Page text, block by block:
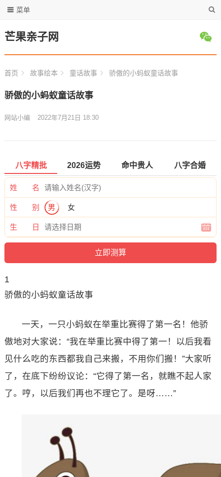
芒果亲子网
菜单
首页 故事绘本 童话故事 骄傲的小蚂蚁童话故事
骄傲的小蚂蚁童话故事
网站小编 2022年7月21日 18:30
八字精批 2026运势 命中贵人 八字合婚
姓 名
性 别 男 女
生 日
1
骄傲的小蚂蚁童话故事
一天，一只小蚂蚁在举重比赛得了第一名！他骄
傲地对大家说：“我在举重比赛中得了第一！以后我看
见什么吃的东西都我自己来搬，不用你们搬！”大家听
了，在底下纷纷议论：“它得了第一名，就瞧不起人家
了。哼，以后我们再也不理它了。是呀……”